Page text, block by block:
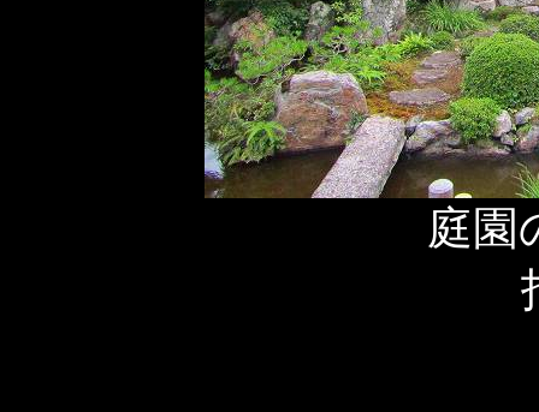
庭園